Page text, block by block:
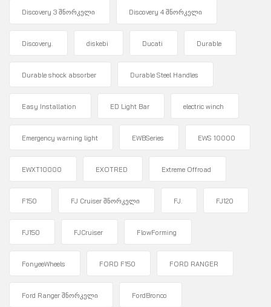
Discovery 3 შნორკელი Discovery 4 შნორკელი
Discovery. diskebi Ducati Durable
Durable shock absorber Durable Steel Handles
Easy Installation ED Light Bar electric winch
Emergency warning light EWBSeries EWS 10000
EWXT10000 EXOTRED Extreme Offroad
F150 FJ Cruiser შნორკელი FJ. FJ120
FJ150 FJCruiser FlowForming
FonyeeWheels FORD F150 FORD RANGER
Ford Ranger შნორკელი FordBronco